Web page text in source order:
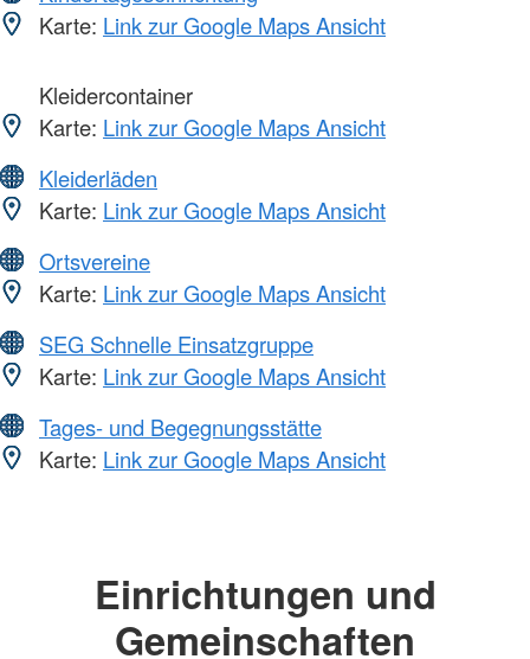
Karte: Link zur Google Maps Ansicht
Kleidercontainer
Karte: Link zur Google Maps Ansicht
Kleiderläden
Karte: Link zur Google Maps Ansicht
Ortsvereine
Karte: Link zur Google Maps Ansicht
SEG Schnelle Einsatzgruppe
Karte: Link zur Google Maps Ansicht
Tages- und Begegnungsstätte
Karte: Link zur Google Maps Ansicht
Einrichtungen und
Gemeinschaften